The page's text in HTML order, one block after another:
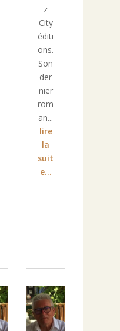
z
City
éditi
ons.
Son
der
nier
rom
an...
lire
la
suit
e...